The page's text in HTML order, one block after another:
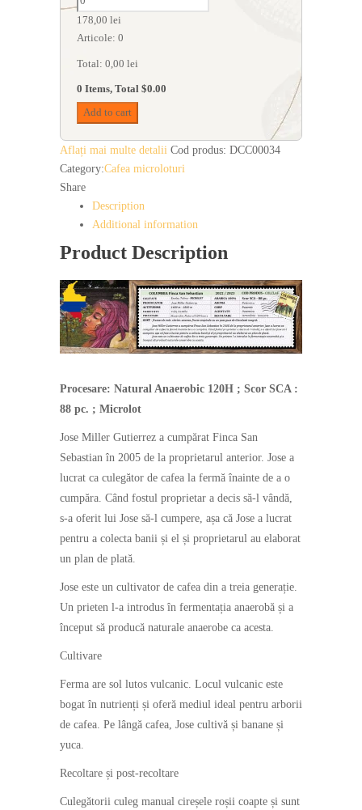
178,00 lei
Articole: 0
Total: 0,00 lei
0 Items, Total $0.00
Add to cart
Aflați mai multe detalii Cod produs: DCC00034
Category:Cafea microloturi
Share
Description
Additional information
Product Description
Procesare: Natural Anaerobic 120H ; Scor SCA :
88 pc. ; Microlot
Jose Miller Gutierrez a cumpărat Finca San
Sebastian în 2005 de la proprietarul anterior. Jose a
lucrat ca culegător de cafea la fermă înainte de a o
cumpăra. Când fostul proprietar a decis să-l vândă,
s-a oferit lui Jose să-l cumpere, așa că Jose a lucrat
pentru a colecta banii și el și proprietarul au elaborat
un plan de plată.
Jose este un cultivator de cafea din a treia generație.
Un prieten l-a introdus în fermentația anaerobă și a
început să producă naturale anaerobe ca acesta.
Cultivare
Ferma are sol lutos vulcanic. Locul vulcanic este
bogat în nutrienți și oferă mediul ideal pentru arborii
de cafea. Pe lângă cafea, Jose cultivă și banane și
yuca.
Recoltare și post-recoltare
Culegătorii culeg manual cireșele roșii coapte și sunt